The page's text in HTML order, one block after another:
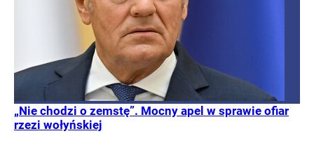
„Nie chodzi o zemstę”. Mocny apel w sprawie ofiar
rzezi wołyńskiej